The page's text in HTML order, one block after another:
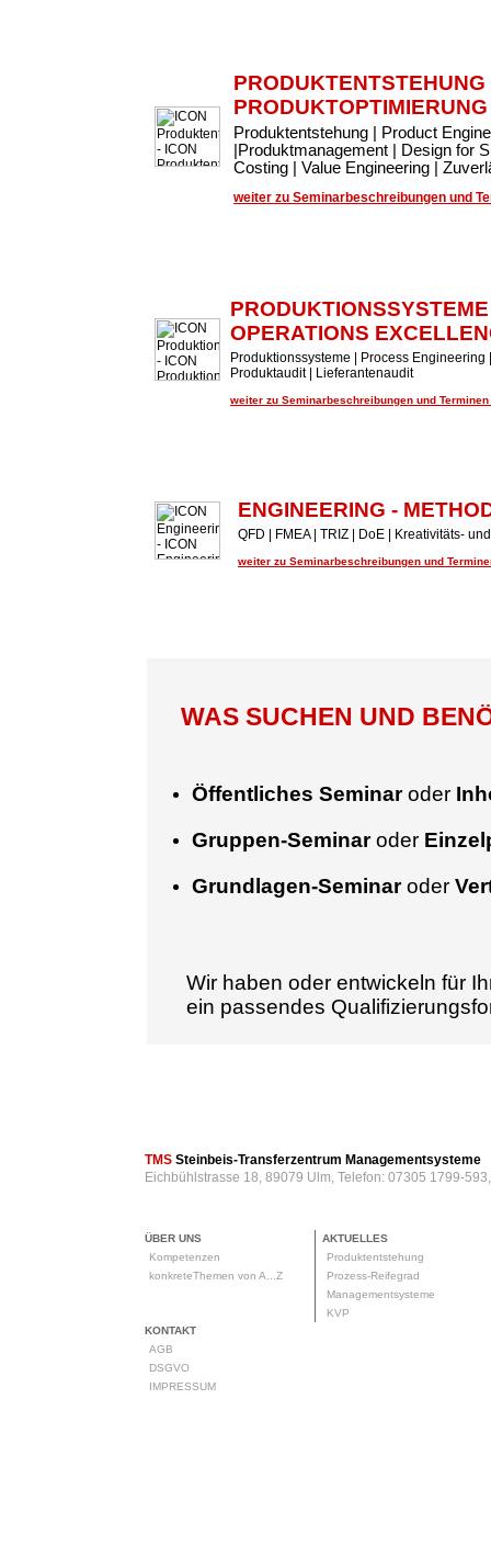
PRODUKTENTSTEHUNG
PRODUKTOPTIMIERUNG
Produktentstehung | Product
|Produktmanagement | Design for
Costing | Value Engineering |
weiter zu Seminarbeschreibungen und
OPERATIONS
Produktionssysteme | Process
Produktaudit | Lieferantenaudit
weiter zu Seminarbeschreibungen und Terminen
ENGINEERING -
QFD | FMEA | TRIZ | DoE | Kreativitäts-
weiter zu Seminarbeschreibungen und
WAS SUCHEN UND
Öffentliches Seminaroder
Gruppen-Seminaroder
Grundlagen-Seminaroder
Wir haben oder entwickeln für
ein passendes
TMS Steinbeis-Transferzentrum Managementsysteme
Eichbühlstrasse 18, 89079 Ulm, Telefon: 07305 1799-
ÜBER UNS
Kompetenzen
konkreteThemen von A...Z
AKTUELLES
Produktentstehung
Prozess-Reifegrad
Managementsysteme
KVP
KONTAKT
AGB
DSGVO
IMPRESSUM